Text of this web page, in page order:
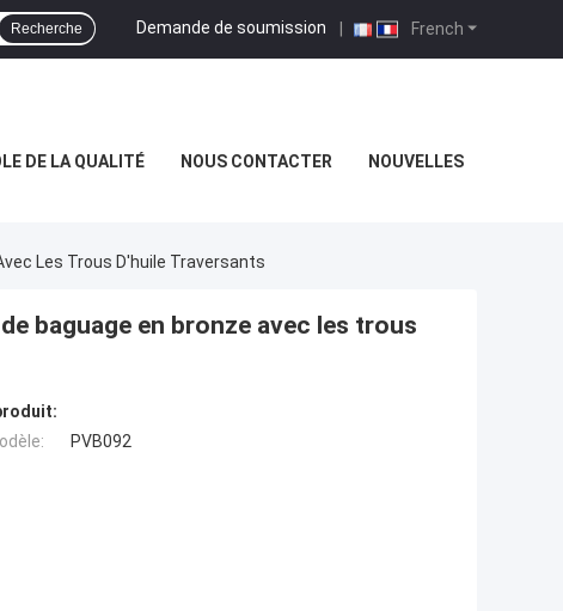
French
Demande de soumission |
Recherche
DE LA QUALITÉ NOUS CONTACTER NOUVELLES
Les Trous D'huile Traversants
baguage en bronze avec les trous
PVB092